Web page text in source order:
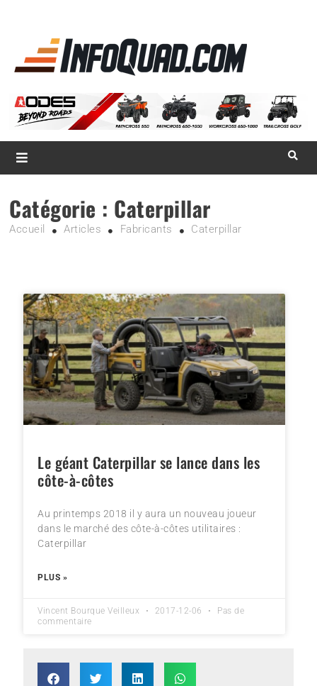
Magazine InfoQuad.com
Catégorie : Caterpillar
Accueil Articles Fabricants Caterpillar
Le géant Caterpillar se lance dans les
côte-à-côtes
Au printemps 2018 il y aura un nouveau joueur
dans le marché des côte-à-côtes utilitaires :
Caterpillar
PLUS »
Vincent Bourque Veilleux 2017-12-06
Pas de
commentaire